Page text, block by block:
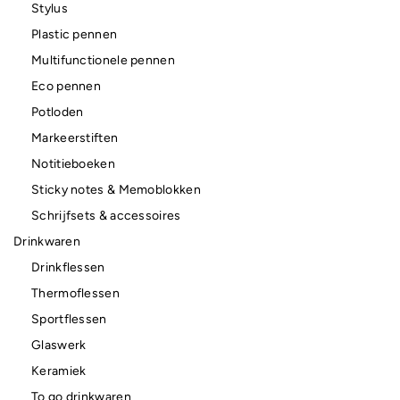
Stylus
Plastic pennen
Multifunctionele pennen
Eco pennen
Potloden
Markeerstiften
Notitieboeken
Sticky notes & Memoblokken
Schrijfsets & accessoires
Drinkwaren
Drinkflessen
Thermoflessen
Sportflessen
Glaswerk
Keramiek
To go drinkwaren